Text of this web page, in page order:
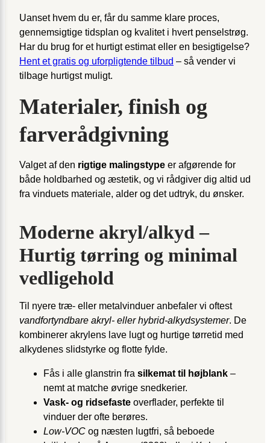
Uanset hvem du er, får du samme klare proces,
gennemsigtige tidsplan og kvalitet i hvert penselstrøg.
Har du brug for et hurtigt estimat eller en besigtigelse?
Hent et gratis og uforpligtende tilbud – så vender vi
tilbage hurtigst muligt.
Materialer, finish og
farverådgivning
Valget af den rigtige malingstype er afgørende for
både holdbarhed og æstetik, og vi rådgiver dig altid ud
fra vinduets materiale, alder og det udtryk, du ønsker.
Moderne akryl/alkyd –
Hurtig tørring og minimal
vedligehold
Til nyere træ- eller metalvinduer anbefaler vi oftest
vandfortyndbare akryl- eller hybrid-alkydsystemer. De
kombinerer akrylens lave lugt og hurtige tørretid med
alkydenes slidstyrke og flotte fylde.
Fås i alle glanstrin fra silkemat til højblank –
nemt at matche øvrige snedkerier.
Vask- og ridsefaste overflader, perfekte til
vinduer der ofte berøres.
Low-VOC og næsten lugtfri, så beboede